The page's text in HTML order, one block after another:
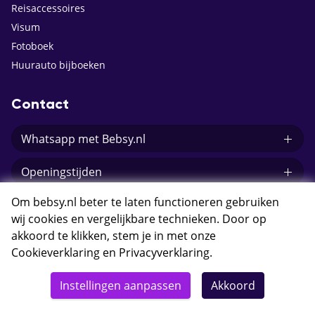
Reisaccessoires
Visum
Fotoboek
Huurauto bijboeken
Contact
Whatsapp met Bebsy.nl
Openingstijden
E-mail Bebsy.nl
© 2026 Bebsy.nl
Om bebsy.nl beter te laten functioneren gebruiken
wij cookies en vergelijkbare technieken. Door op
akkoord te klikken, stem je in met onze
Cookieverklaring en Privacyverklaring.
Instellingen aanpassen Akkoord